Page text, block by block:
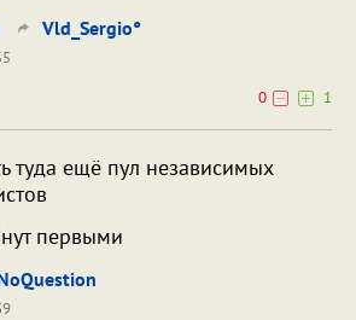
Vld_Sergio°
0
1
туда ещё пул независимых
первыми